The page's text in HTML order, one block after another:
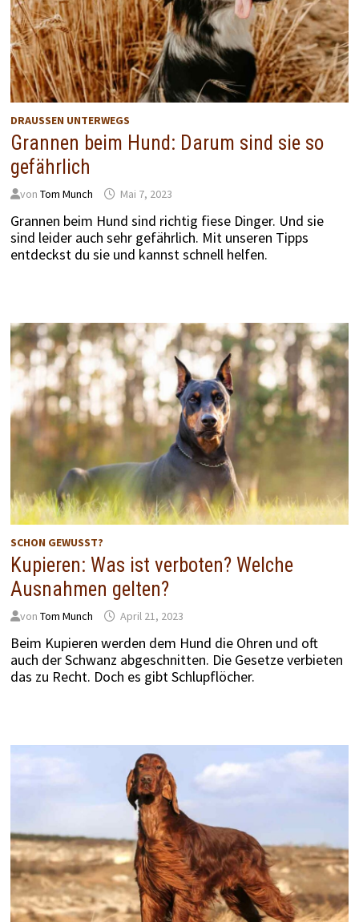
DRAUSSEN UNTERWEGS
Grannen beim Hund: Darum sind sie so
gefährlich
von Tom Munch Mai 7, 2023
Grannen beim Hund sind richtig fiese Dinger. Und sie
sind leider auch sehr gefährlich. Mit unseren Tipps
entdeckst du sie und kannst schnell helfen.
SCHON GEWUSST?
Kupieren: Was ist verboten? Welche
Ausnahmen gelten?
von Tom Munch April 21, 2023
Beim Kupieren werden dem Hund die Ohren und oft
auch der Schwanz abgeschnitten. Die Gesetze verbieten
das zu Recht. Doch es gibt Schlupflöcher.